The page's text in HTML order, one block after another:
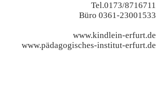
Tel.0173/8716711
Büro 0361-23001533
www.kindlein-erfurt.de
www.pädagogisches-institut-erfurt.de